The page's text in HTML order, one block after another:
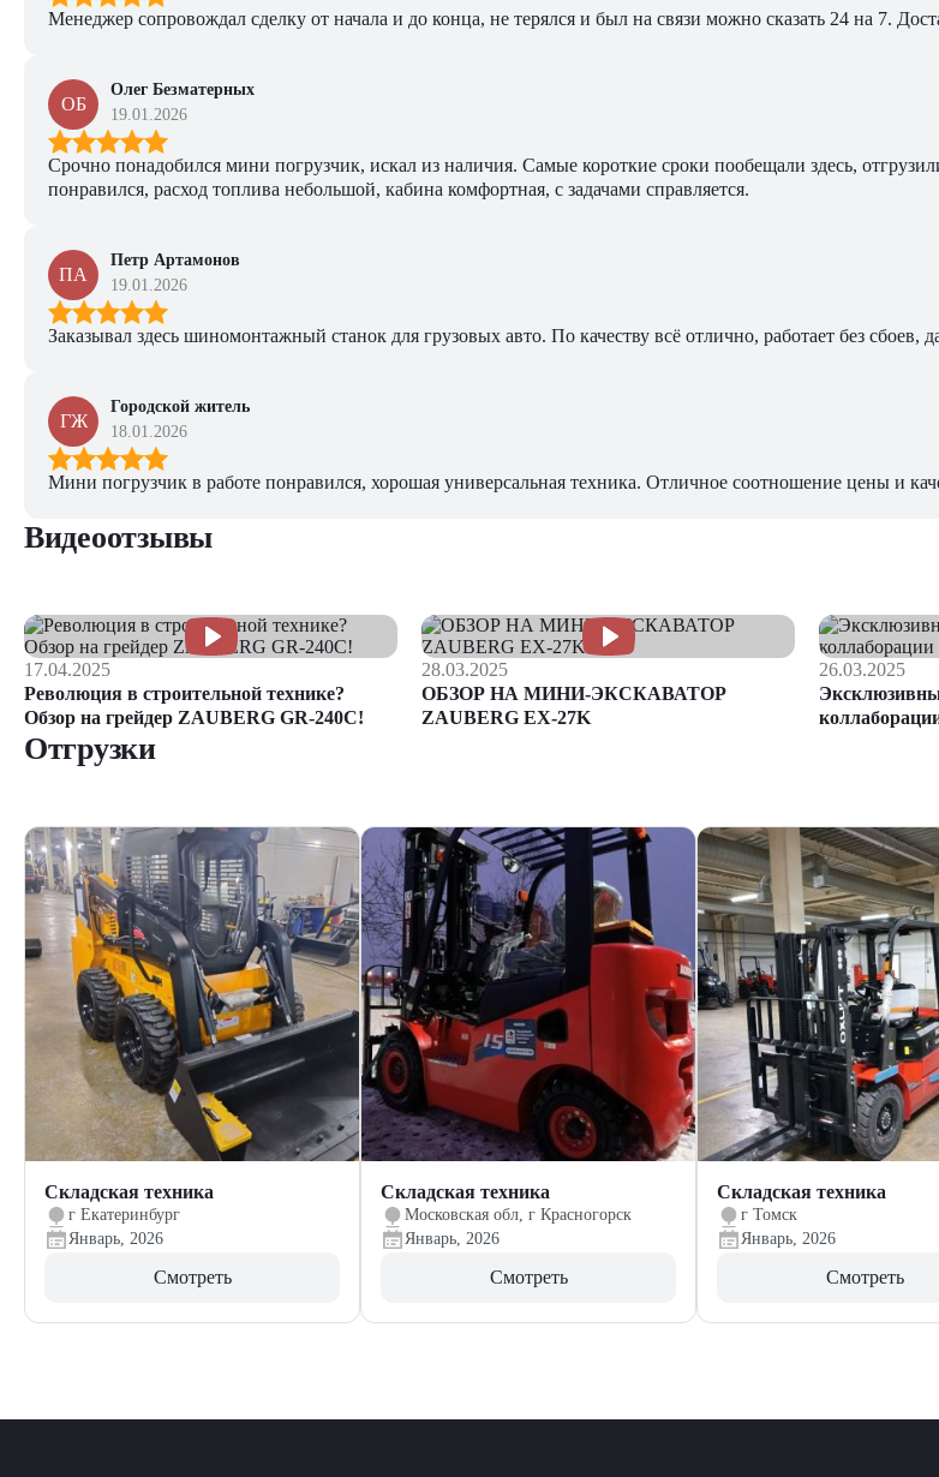
Менеджер сопровождал сделку от начала и до конца, не терялся и был на связи можно сказать 24 на 7.
ОБ
Олег Безматерных
19.01.2026
Срочно понадобился мини погрузчик, искал из наличия. Самые короткие сроки пообещали здесь,
понравился, расход топлива небольшой, кабина комфортная, с задачами справляется.
ПА
Петр Артамонов
19.01.2026
Заказывал здесь шиномонтажный станок для грузовых авто. По качеству всё отлично, работает без сбоев,
ГЖ
Городской житель
18.01.2026
Мини погрузчик в работе понравился, хорошая универсальная техника. Отличное соотношение цены и
Видеоотзывы
17.04.2025
Революция в строительной технике?
Обзор на грейдер ZAUBERG GR-240C!
28.03.2025
ОБЗОР НА МИНИ-ЭКСКАВАТОР
ZAUBERG EX-27K
26.03.2025
Отгрузки
Складская техника
г Екатеринбург
Январь, 2026
Смотреть
Складская техника
Московская обл, г Красногорск
Январь, 2026
Смотреть
Складская техника
г Томск
Январь, 2026
Смотреть